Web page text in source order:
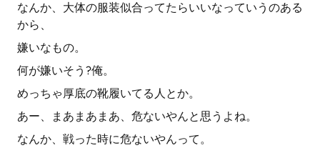
なんか、大体の服装似合ってたらいいなっていうのある
から、
嫌いなもの。
何が嫌いそう?俺。
めっちゃ厚底の靴履いてる人とか。
あー、まあまあまあ、危ないやんと思うよね。
なんか、戦った時に危ないやんって。